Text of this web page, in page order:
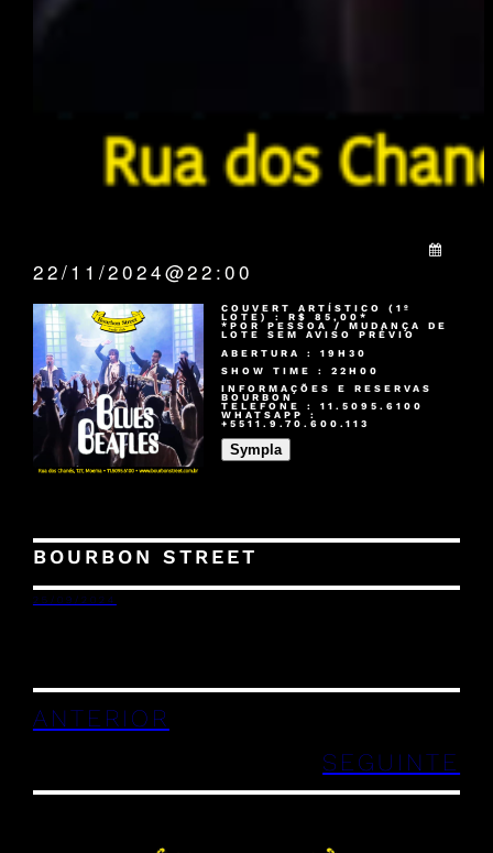
22/11/2024@22:00
COUVERT ARTÍSTICO (1º
LOTE) : R$ 85,00*
*POR PESSOA / MUDANÇA DE
LOTE SEM AVISO PRÉVIO
ABERTURA : 19H30
SHOW TIME : 22H00
INFORMAÇÕES E RESERVAS
BOURBON
TELEFONE : 11.5095.6100
WHATSAPP :
+5511.9.70.600.113
Sympla
BOURBON STREET
25/09/2024
ANTERIOR
SEGUINTE